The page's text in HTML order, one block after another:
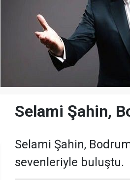
Selami Şahin,
Selami Şahin,
sevenleriyle buluştu.